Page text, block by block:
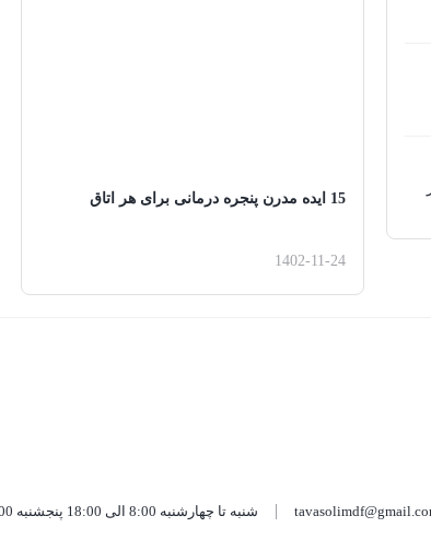
15 ایده مدرن پنجره درمانی برای هر اتاق
1402-11-24
شنبه تا چهارشنبه 8:00 الی 18:00 پنجشنبه 8:00 الی 13:00